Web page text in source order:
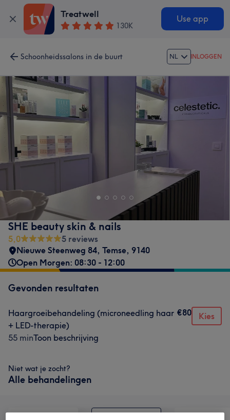
Treatwell
130K
Use app
Schoonheidssalons in de buurt NL INLOGGEN
SHE beauty skin & nails
5,0
5 reviews
Nieuwe Steenweg 84, Temse, 9140
Open Morgen: 08:30 - 12:00
Gevonden resultaten
Haargroeibehandeling (microneedling haar
+ LED-therapie)
55 minToon beschrijving
€80 Kies
Niet wat je zocht?
Alle behandelingen